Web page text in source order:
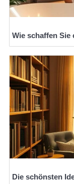
Wie schaffen Sie
Die schönsten